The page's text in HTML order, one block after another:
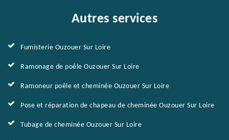
Autres services
Fumisterie Ouzouer Sur Loire
Ramonage de poêle Ouzouer Sur Loire
Ramoneur poêle et cheminée Ouzouer Sur Loire
Pose et réparation de chapeau de cheminée Ouzouer Sur Loire
Tubage de cheminée Ouzouer Sur Loire